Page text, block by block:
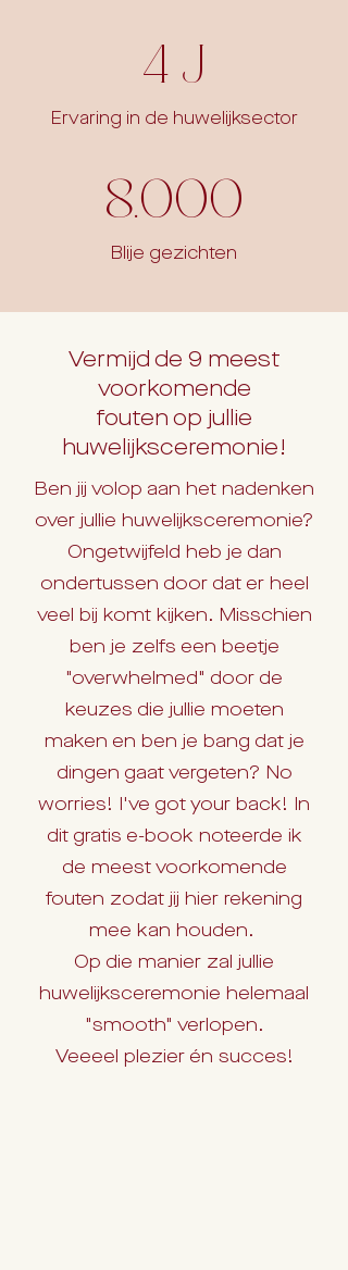
4 j
Ervaring in de huwelijksector
8.000
Blije gezichten
Vermijd de 9 meest
voorkomende
fouten op jullie
huwelijksceremonie!
Ben jij volop aan het nadenken
over jullie huwelijksceremonie?
Ongetwijfeld heb je dan
ondertussen door dat er heel
veel bij komt kijken. Misschien
ben je zelfs een beetje
"overwhelmed" door de
keuzes die jullie moeten
maken en ben je bang dat je
dingen gaat vergeten? No
worries! I've got your back! In
dit gratis e-book noteerde ik
de meest voorkomende
fouten zodat jij hier rekening
mee kan houden.
Op die manier zal jullie
huwelijksceremonie helemaal
"smooth" verlopen.
Veeeel plezier én succes!